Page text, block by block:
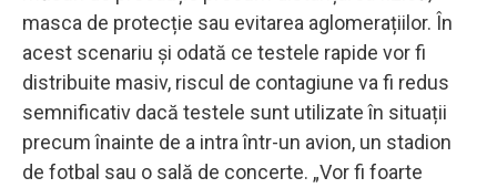
masca de protecție sau evitarea aglomerațiilor. În
acest scenariu și odată ce testele rapide vor fi
distribuite masiv, riscul de contagiune va fi redus
semnificativ dacă testele sunt utilizate în situații
precum înainte de a intra într-un avion, un stadion
de fotbal sau o sală de concerte. „Vor fi foarte